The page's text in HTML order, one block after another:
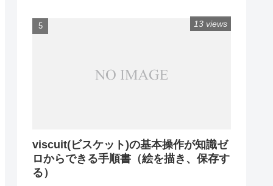
viscuit(ビスケット)の基本操作が知識ゼ
ロからできる手順書（絵を描き、保存す
る）
13 views